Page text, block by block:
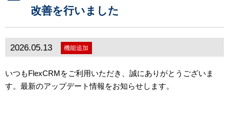
改善を行いました
2026.05.13 機能追加
いつもFlexCRMをご利用いただき、誠にありがとうございま
す。最新のアップデート情報をお知らせします。